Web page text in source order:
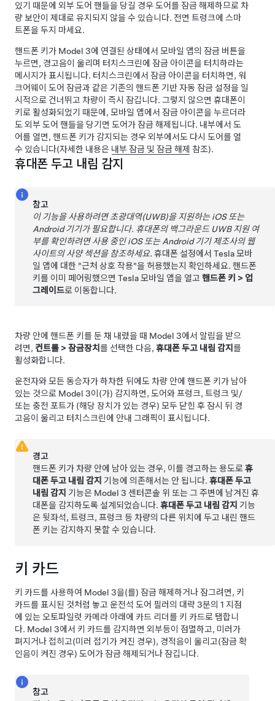
있기 때문에 외부 도어 핸들을 당길 경우 도어를 잠금 해제하므로 차
량 보안이 제대로 유지되지 않을 수 있습니다. 전면 트렁크에 스마
트폰을 두지 마세요.
핸드폰 키가 Model 3에 연결된 상태에서 모바일 앱의 잠금 버튼을
누르면, 경고음이 울리며 터치스크린에 잠금 아이콘을 터치하라는
메시지가 표시됩니다. 터치스크린에서 잠금 아이콘을 터치하면, 워
크어웨이 도어 잠금과 같은 기존의 핸드폰 기반 자동 잠금 설정을 일
시적으로 건너뛰고 차량이 즉시 잠깁니다. 그렇지 않으면 휴대폰이
키로 활성화되었기 때문에, 모바일 앱에서 잠금 아이콘을 누르더라
도 외부 도어 핸들을 당기면 도어가 잠금 해제됩니다. 내부에서 도
어를 열면, 핸드폰 키가 감지되는 경우 외부에서도 다시 도어를 열
수 있습니다(자세한 내용은 내부 잠금 및 잠금 해제 참조).
휴대폰 두고 내림 감지
참고
이 기능을 사용하려면 초광대역(UWB)을 지원하는 iOS 또는
Android 기기가 필요합니다. 휴대폰의 백그라운드 UWB 지원 여
부를 확인하려면 사용 중인 iOS 또는 Android 기기 제조사의 웹
사이트의 사양 섹션을 참조하세요. 휴대폰 설정에서 Tesla 모바
일 앱에 대한 "근처 상호 작용"을 허용했는지 확인하세요. 핸드폰
키를 이미 페어링했으면 Tesla 모바일 앱을 열고핸드폰 키 >업
그레이드로 이동합니다.
차량 안에 핸드폰 키를 둔 채 내렸을 때 Model 3에서 알림을 받으
려면, 컨트롤 > 잠금장치 를 선택한 다음, 휴대폰 두고 내림 감지 를
활성화합니다.
운전자와 모든 동승자가 하차한 뒤에도 차량 안에 핸드폰 키가 남아
있는 것으로 Model 3이(가) 감지하면, 도어와 프렁크, 트렁크 및/
또는 충전 포트가 (해당 장치가 있는 경우) 모두 닫힌 후 잠시 뒤 경
고음이 울리고 터치스크린에 안내 그래픽이 표시됩니다.
경고
핸드폰 키가 차량 안에 남아 있는 경우, 이를 경고하는 용도로휴
대폰 두고 내림 감지 기능에 의존해서는 안 됩니다.휴대폰 두고
내림 감지 기능은 Model 3 센터콘솔 위 또는 그 주변에 남겨진 휴
대폰을 감지하도록 설계되었습니다.휴대폰 두고 내림 감지 기능
은 뒷좌석, 트렁크, 프렁크 등 차량의 다른 위치에 두고 내린 핸드
폰 키는 감지하지 못할 수 있습니다.
키 카드
키 카드를 사용하여 Model 3을(를) 잠금 해제하거나 잠그려면, 키
카드를 표시된 것처럼 놓고 운전석 도어 필러의 대략 3분의 1 지점
에 있는 오토파일럿 카메라 아래에 카드 리더를 키 카드로 탭합니
다. Model 3에서 키 카드를 감지하면 외부등이 점멸하고, 미러가
펴지거나 접히고(미러 접기가 켜진 경우), 경적음이 울리고(잠금 확
인음이 켜진 경우) 도어가 잠금 해제되거나 잠깁니다.
참고